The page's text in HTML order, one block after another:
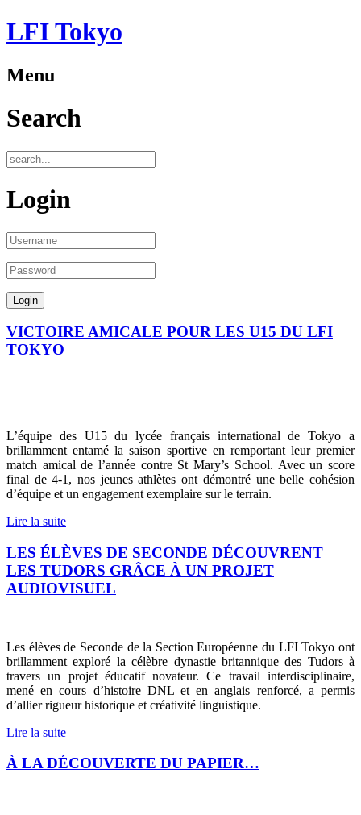
LFI Tokyo
Menu
Search
Login
VICTOIRE AMICALE POUR LES U15 DU LFI
TOKYO
L’équipe des U15 du lycée français international de Tokyo a
brillamment entamé la saison sportive en remportant leur premier
match amical de l’année contre St Mary’s School. Avec un score
final de 4-1, nos jeunes athlètes ont démontré une belle cohésion
d’équipe et un engagement exemplaire sur le terrain.
Lire la suite
LES ÉLÈVES DE SECONDE DÉCOUVRENT
LES TUDORS GRÂCE À UN PROJET
AUDIOVISUEL
Les élèves de Seconde de la Section Européenne du LFI Tokyo ont
brillamment exploré la célèbre dynastie britannique des Tudors à
travers un projet éducatif novateur. Ce travail interdisciplinaire,
mené en cours d’histoire DNL et en anglais renforcé, a permis
d’allier rigueur historique et créativité linguistique.
Lire la suite
À LA DÉCOUVERTE DU PAPIER…